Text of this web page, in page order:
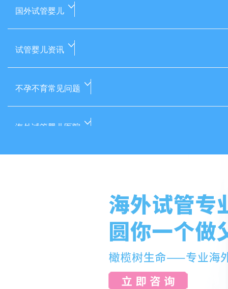
国外试管婴儿
试管婴儿资讯
不孕不育常见问题
海外试管婴儿医院